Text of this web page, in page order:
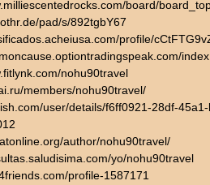
board/
pad/s/892tgbY67
profile/
nohu90travel
members/nohu90travel/
user/details/f6ff0921-28df-
author/nohu90travel/
yo/nohu90travel
profile-1587171